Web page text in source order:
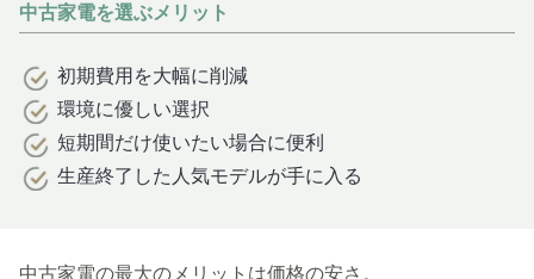
中古家電を選ぶメリット
初期費用を大幅に削減
環境に優しい選択
短期間だけ使いたい場合に便利
生産終了した人気モデルが手に入る
中古家電の最大のメリットは価格の安さ。